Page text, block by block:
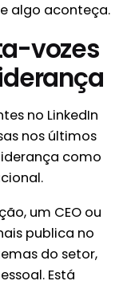
algo aconteça.
vozes
no LinkedIn
nos últimos
como
um CEO ou
publica no
do setor,
Está